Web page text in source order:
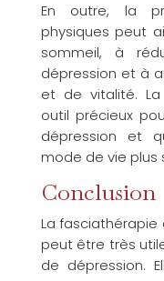
En outre, la
physiques peut
sommeil, à
dépression et à
et de vitalité.
outil précieux
dépression et
mode de vie plus
Conclusion
La
peut être très
de dépression.